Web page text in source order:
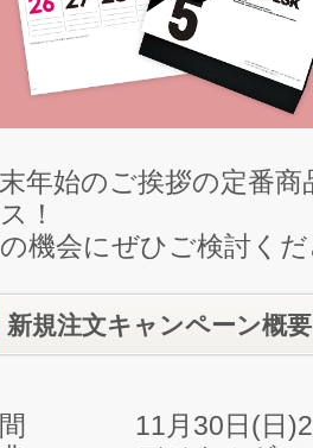
年始のご挨拶の定番
！
機会にぜひご検討く
新規注文キャンペーン概要
間 11月30日(日